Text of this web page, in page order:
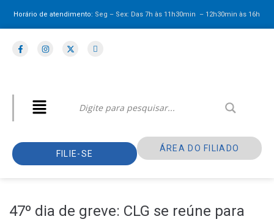
Horário de atendimento: Seg – Sex: Das 7h às 11h30min – 12h30minàs 16h
FILIE-SE
ÁREA DO FILIADO
47º dia de greve: CLG se reúne para